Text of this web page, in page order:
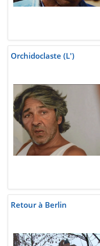
Orchidoclaste (L')
Retour à Berlin